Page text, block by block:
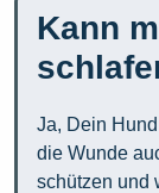
Kann
Ja, Dein
die Wunde
schützen und